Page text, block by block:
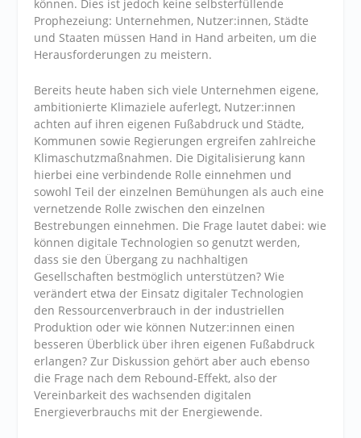
können. Dies ist jedoch keine selbsterfüllende
Prophezeiung: Unternehmen, Nutzer:innen, Städte
und Staaten müssen Hand in Hand arbeiten, um die
Herausforderungen zu meistern.
Bereits heute haben sich viele Unternehmen eigene,
ambitionierte Klimaziele auferlegt, Nutzer:innen
achten auf ihren eigenen Fußabdruck und Städte,
Kommunen sowie Regierungen ergreifen zahlreiche
Klimaschutzmaßnahmen. Die Digitalisierung kann
hierbei eine verbindende Rolle einnehmen und
sowohl Teil der einzelnen Bemühungen als auch eine
vernetzende Rolle zwischen den einzelnen
Bestrebungen einnehmen. Die Frage lautet dabei: wie
können digitale Technologien so genutzt werden,
dass sie den Übergang zu nachhaltigen
Gesellschaften bestmöglich unterstützen? Wie
verändert etwa der Einsatz digitaler Technologien
den Ressourcenverbrauch in der industriellen
Produktion oder wie können Nutzer:innen einen
besseren Überblick über ihren eigenen Fußabdruck
erlangen? Zur Diskussion gehört aber auch ebenso
die Frage nach dem Rebound-Effekt, also der
Vereinbarkeit des wachsenden digitalen
Energieverbrauchs mit der Energiewende.